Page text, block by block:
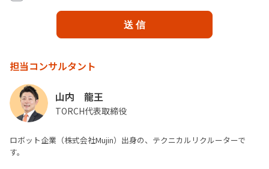
担当コンサルタント
山内 龍王
TORCH代表取締役
ロボット企業（株式会社Mujin）出身の、テクニカルリクルーターで
す。